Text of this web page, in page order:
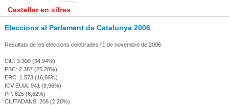
Castellar en xifres
Eleccions al Parlament de Catalunya 2006
Resultats de les eleccions celebrades l'1 de novembre de 2006
CiU: 3.300 (34.94%)
PSC: 2.387 (25,28%)
ERC: 1.573 (16,66%)
ICV-EUiA: 941 (9,96%)
PP: 625 (6,62%)
CIUTADANS: 208 (2,20%)